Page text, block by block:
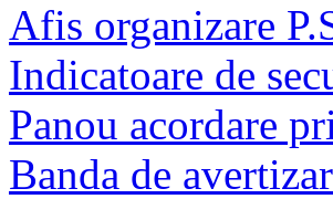
Afis organizare
Indicatoare de
Panou acordare
Banda de